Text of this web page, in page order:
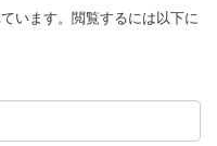
います。閲覧するには以下に